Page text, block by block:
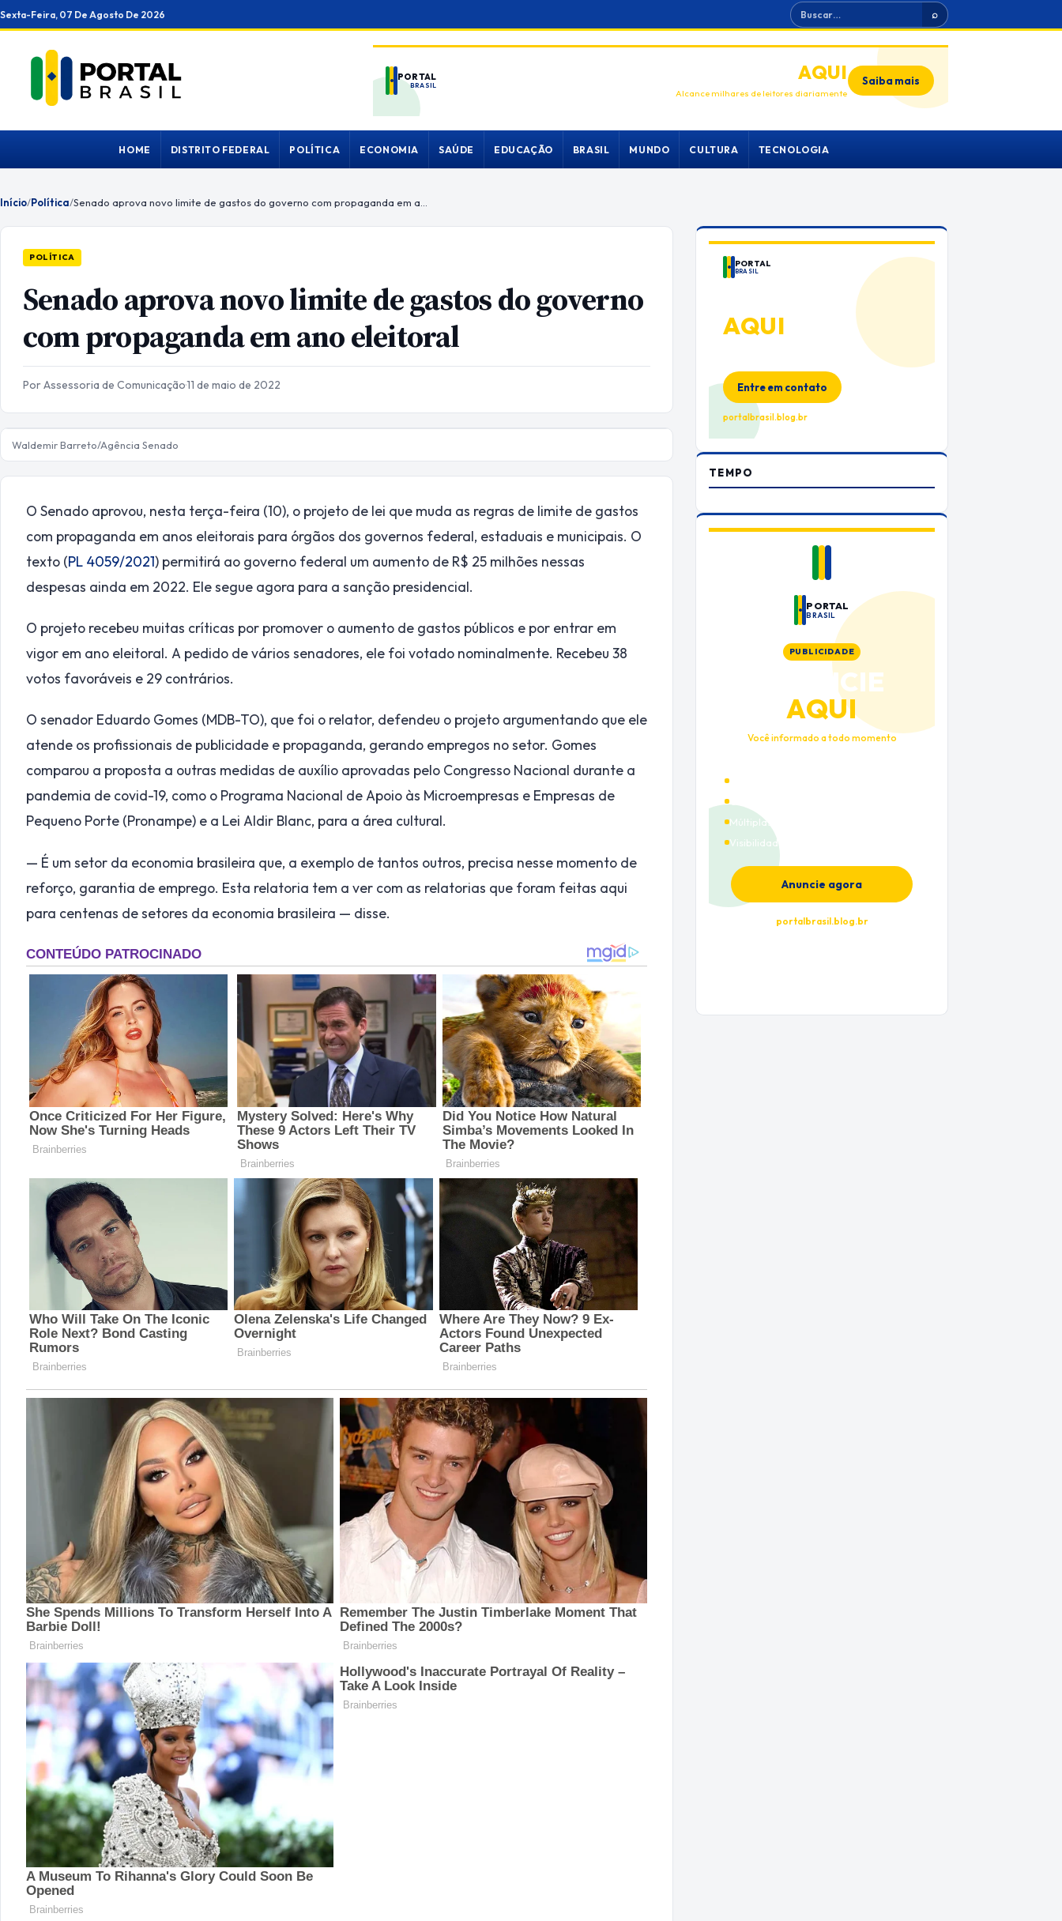
Ir
para
conteúdo
Sexta-Feira, 07 De Agosto De 2026 Buscar ⌕
PORTAL
BRASIL
ANUNCIEAQUI
Alcance milhares de leitores diariamente
Saiba mais
HOME DISTRITO FEDERAL POLÍTICA ECONOMIA SAÚDE EDUCAÇÃO BRASIL MUNDO CULTURA TECNOLOGIA
Início/Política/
POLÍTICA
Senado aprova novo limite de gastos do governo
com propaganda em ano eleitoral
Por Assessoria de Comunicação·11 de maio de 2022
Waldemir Barreto/Agência Senado
O Senado aprovou, nesta terça-feira (10), o projeto de lei que muda as regras de limite de gastos
com propaganda em anos eleitorais para órgãos dos governos federal, estaduais e municipais. O
texto (PL 4059/2021) permitirá ao governo federal um aumento de R$ 25 milhões nessas
despesas ainda em 2022. Ele segue agora para a sanção presidencial.
O projeto recebeu muitas críticas por promover o aumento de gastos públicos e por entrar em
vigor em ano eleitoral. A pedido de vários senadores, ele foi votado nominalmente. Recebeu 38
votos favoráveis e 29 contrários.
O senador Eduardo Gomes (MDB-TO), que foi o relator, defendeu o projeto argumentando que ele
atende os profissionais de publicidade e propaganda, gerando empregos no setor. Gomes
comparou a proposta a outras medidas de auxílio aprovadas pelo Congresso Nacional durante a
pandemia de covid-19, como o Programa Nacional de Apoio às Microempresas e Empresas de
Pequeno Porte (Pronampe) e a Lei Aldir Blanc, para a área cultural.
— É um setor da economia brasileira que, a exemplo de tantos outros, precisa nesse momento de
reforço, garantia de emprego. Esta relatoria tem a ver com as relatorias que foram feitas aqui
para centenas de setores da economia brasileira — disse.
PORTAL
BRASIL
AQUI
Espaço premium para sua marca
Entre em contato
portalbrasil.blog.br
TEMPO
PORTAL
BRASIL
PUBLICIDADE
ANUNCIE
AQUI
Você informado a todo momento
Múltiplas categorias
Visibilidade premium
Anuncie agora
portalbrasil.blog.br